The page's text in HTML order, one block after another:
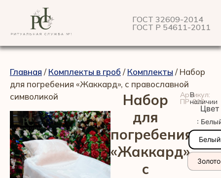
ГОСТ 32609-2014
ГОСТ Р 54611-2011
Главная /Комплекты в гроб /Комплекты / Набор
для погребения «Жаккард», с православной
символикой
Набор
для
погребения
«Жаккард»,
с
Артикул:
ПР-010
В
наличии
Цвет
:
Белый